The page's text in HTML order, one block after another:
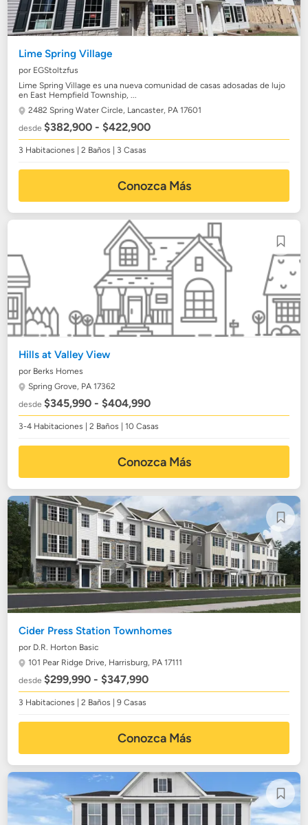
Lime Spring Village
por EGStoltzfus
Lime Spring Village es una nueva comunidad de casas adosadas de lujo
en East Hempfield Township, ...
2482 Spring Water Circle, Lancaster, PA 17601
desde$382,900 - $422,900
3 Habitaciones | 2 Baños | 3 Casas
Conozca Más
Hills at Valley View
por Berks Homes
Spring Grove, PA 17362
desde$345,990 - $404,990
3-4 Habitaciones | 2 Baños | 10 Casas
Conozca Más
Cider Press Station Townhomes
por D.R. Horton Basic
101 Pear Ridge Drive, Harrisburg, PA 17111
desde$299,990 - $347,990
3 Habitaciones | 2 Baños | 9 Casas
Conozca Más